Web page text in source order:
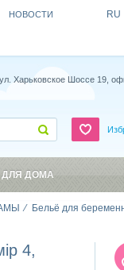
Бельё для
4,
НОВОСТИ RU
Харьковское Шоссе 19,
ДЛЯ ДОМА